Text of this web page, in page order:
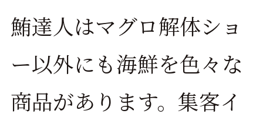
鮪達人はマグロ解体ショ
ー以外にも海鮮を色々な
商品があります。集客イ